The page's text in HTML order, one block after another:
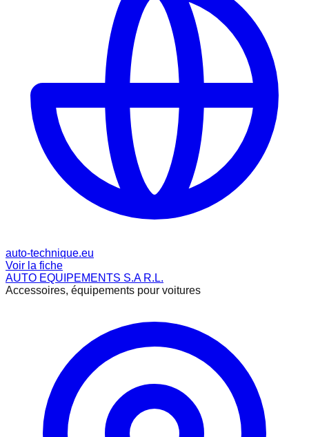
auto-technique.eu
Voir la fiche
AUTO EQUIPEMENTS S.A R.L.
Accessoires, équipements pour voitures